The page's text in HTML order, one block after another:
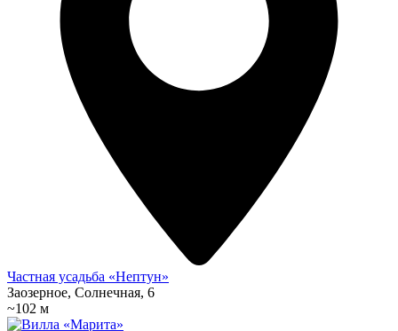
Частная усадьба «Нептун»
Заозерное, Солнечная, 6
~102 м